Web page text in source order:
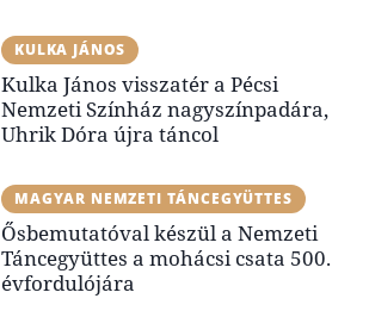
KULKA JÁNOS
Kulka János visszatér a Pécsi
Nemzeti Színház nagyszínpadára,
Uhrik Dóra újra táncol
MAGYAR NEMZETI TÁNCEGYÜTTES
Ősbemutatóval készül a Nemzeti
Táncegyüttes a mohácsi csata 500.
évfordulójára